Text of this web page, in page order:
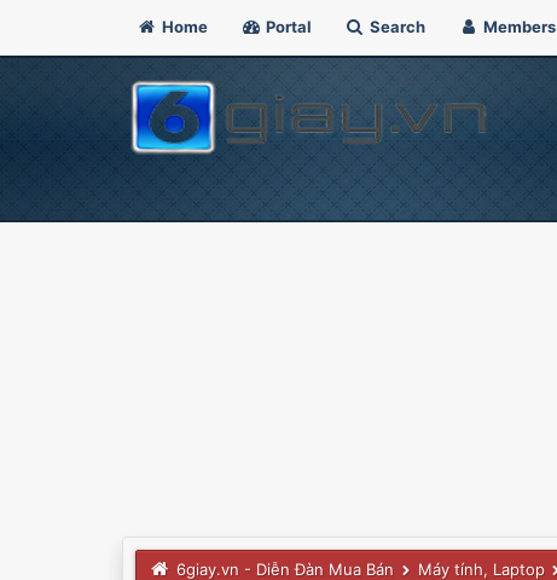
Home Portal Search Members
6giay.vn - Diễn Đàn Mua Bán Máy tính, Laptop